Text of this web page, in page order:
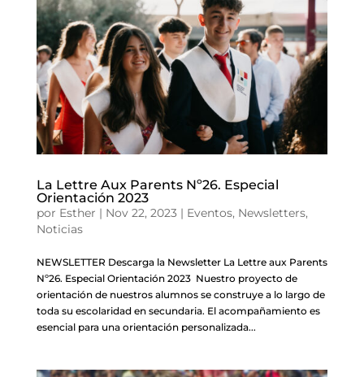
La Lettre Aux Parents Nº26. Especial
Orientación 2023
por Esther | Nov 22, 2023| Eventos, Newsletters,
Noticias
NEWSLETTER Descarga la Newsletter La Lettre aux Parents
Nº26. Especial Orientación 2023 Nuestro proyecto de
orientación de nuestros alumnos se construye a lo largo de
toda su escolaridad en secundaria. El acompañamiento es
esencial para una orientación personalizada...